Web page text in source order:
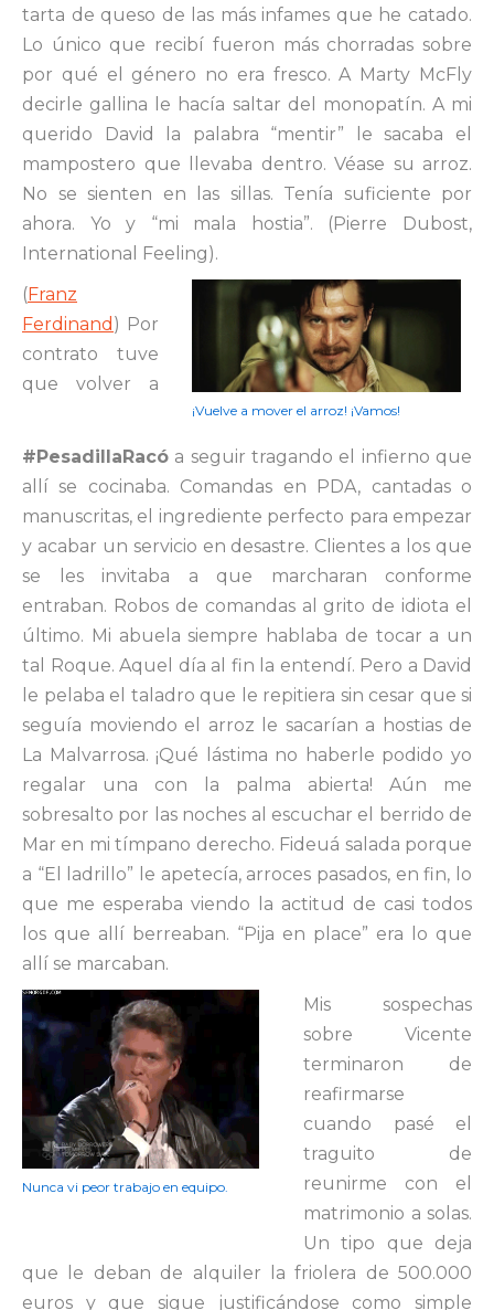
tarta de queso de las más infames que he catado.
Lo único que recibí fueron más chorradas sobre
por qué el género no era fresco. A Marty McFly
decirle gallina le hacía saltar del monopatín. A mi
querido David la palabra “mentir” le sacaba el
mampostero que llevaba dentro. Véase su arroz.
No se sienten en las sillas. Tenía suficiente por
ahora. Yo y “mi mala hostia”. (Pierre Dubost,
International Feeling).
¡Vuelve a mover el arroz! ¡Vamos!
(Franz
Ferdinand ) Por
contrato tuve
que volver a
#PesadillaRacó a seguir tragando el infierno que
allí se cocinaba. Comandas en PDA, cantadas o
manuscritas, el ingrediente perfecto para empezar
y acabar un servicio en desastre. Clientes a los que
se les invitaba a que marcharan conforme
entraban. Robos de comandas al grito de idiota el
último. Mi abuela siempre hablaba de tocar a un
tal Roque. Aquel día al fin la entendí. Pero a David
le pelaba el taladro que le repitiera sin cesar que si
seguía moviendo el arroz le sacarían a hostias de
La Malvarrosa. ¡Qué lástima no haberle podido yo
regalar una con la palma abierta! Aún me
sobresalto por las noches al escuchar el berrido de
Mar en mi tímpano derecho. Fideuá salada porque
a “El ladrillo” le apetecía, arroces pasados, en fin, lo
que me esperaba viendo la actitud de casi todos
los que allí berreaban. “Pija en place” era lo que
allí se marcaban.
Nunca vi peor trabajo en equipo.
Mis sospechas
sobre Vicente
terminaron de
reafirmarse
cuando pasé el
traguito de
reunirme con el
matrimonio a solas.
Un tipo que deja
que le deban de alquiler la friolera de 500.000
euros y que sigue justificándose como simple